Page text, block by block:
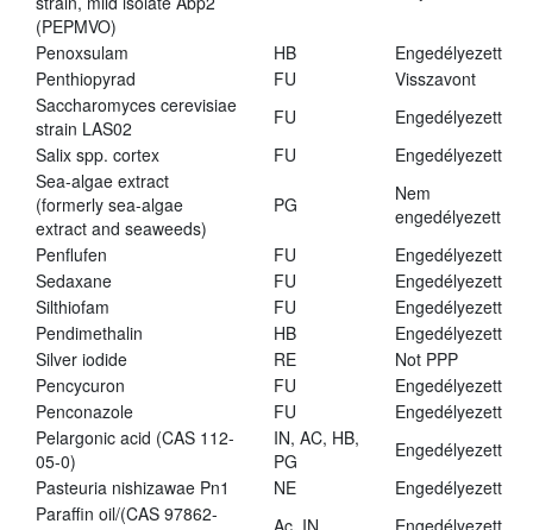
(PEPMVO)
Penoxsulam HB
Engedélyezett
Penthiopyrad
FU
Visszavont
Saccharomyces cerevisiae
strain LAS02
FU
Engedélyezett
Salix spp. cortex
FU
Engedélyezett
Sea-algae extract
(formerly sea-algae
extract and seaweeds)
PG
Nem
engedélyezett
Penflufen
FU
Engedélyezett
Sedaxane
FU
Engedélyezett
Silthiofam
FU
Engedélyezett
Pendimethalin
HB
Engedélyezett
Silver iodide
RE
Not PPP
Pencycuron
FU
Engedélyezett
Penconazole
FU
Engedélyezett
Pelargonic acid (CAS 112-
05-0)
IN, AC, HB,
PG
Engedélyezett
Pasteuria nishizawae Pn1
NE
Engedélyezett
Paraffin oil/(CAS 97862-